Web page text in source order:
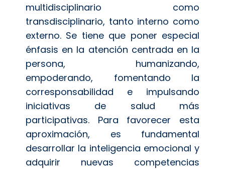
multidisciplinario como
transdisciplinario, tanto interno como
externo. Se tiene que poner especial
énfasis en la atención centrada en la
persona, humanizando,
empoderando, fomentando la
corresponsabilidad e impulsando
iniciativas de salud más
participativas. Para favorecer esta
aproximación, es fundamental
desarrollar la inteligencia emocional y
adquirir nuevas competencias